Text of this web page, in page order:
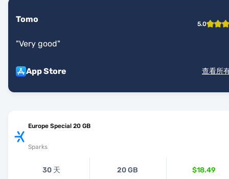
Tomo 5.0
"Very good"
App Store 查看所
Europe Special 20 GB
Sparks
30 天 20 GB $18.49